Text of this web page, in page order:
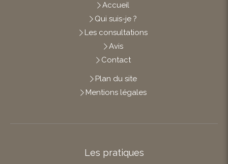
Accueil
Qui suis-je ?
Les consultations
Avis
Contact
Plan du site
Mentions légales
Les pratiques